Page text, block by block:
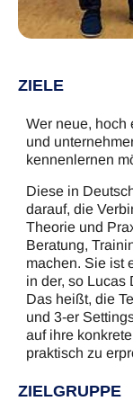
ZIELE
Wer neue, hoch
und
kennenlernen
Diese in
darauf, die
Theorie und
Beratung,
machen. Sie ist
in der, so Lucas
Das heißt, die
und 3-er
auf ihre
praktisch zu
ZIELGRUPPE